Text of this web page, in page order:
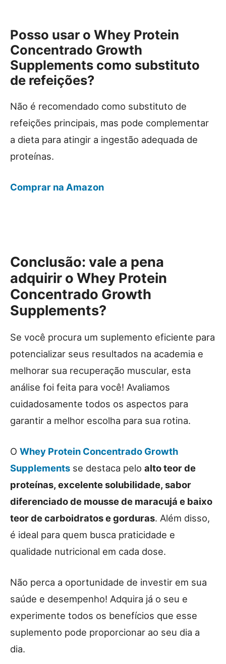
Posso usar o Whey Protein
Concentrado Growth
Supplements como substituto
de refeições?
Não é recomendado como substituto de
refeições principais, mas pode complementar
a dieta para atingir a ingestão adequada de
proteínas.
Comprar na Amazon
Conclusão: vale a pena
adquirir o Whey Protein
Concentrado Growth
Supplements?
Se você procura um suplemento eficiente para
potencializar seus resultados na academia e
melhorar sua recuperação muscular, esta
análise foi feita para você! Avaliamos
cuidadosamente todos os aspectos para
garantir a melhor escolha para sua rotina.
O Whey Protein Concentrado Growth
Supplements se destaca pelo alto teor de
proteínas, excelente solubilidade, sabor
diferenciado de mousse de maracujá e baixo
teor de carboidratos e gorduras. Além disso,
é ideal para quem busca praticidade e
qualidade nutricional em cada dose.
Não perca a oportunidade de investir em sua
saúde e desempenho! Adquira já o seu e
experimente todos os benefícios que esse
suplemento pode proporcionar ao seu dia a
dia.